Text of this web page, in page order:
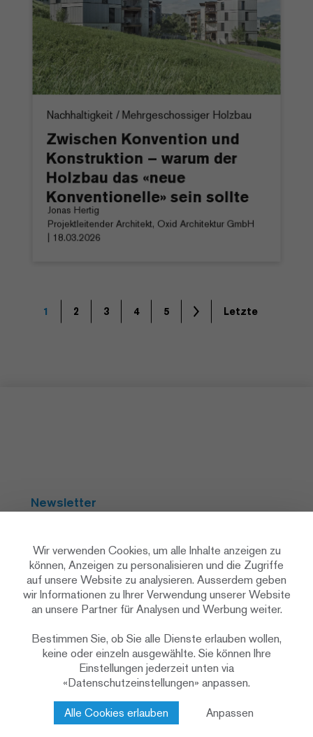
Nachhaltigkeit / Mehrgeschossiger Holzbau
Zwischen Konvention und
Konstruktion – warum der
Holzbau das «neue
Konventionelle» sein sollte
Jonas Hertig
Projektleitender Architekt, Oxid Architektur GmbH
| 18.03.2026
1 2 3 4 5 Letzte
Newsletter
Social Media
Datenschutzeinstellungen
Cookie Policy
Impressum & rechtliche Hinweise
Wir verwenden Cookies, um alle Inhalte anzeigen zu
können, Anzeigen zu personalisieren und die Zugriffe
auf unsere Website zu analysieren. Ausserdem geben
wir Informationen zu Ihrer Verwendung unserer Website
an unsere Partner für Analysen und Werbung weiter.
Bestimmen Sie, ob Sie alle Dienste erlauben wollen,
keine oder einzeln ausgewählte. Sie können Ihre
Einstellungen jederzeit unten via
«Datenschutzeinstellungen» anpassen.
Alle Cookies erlauben Anpassen